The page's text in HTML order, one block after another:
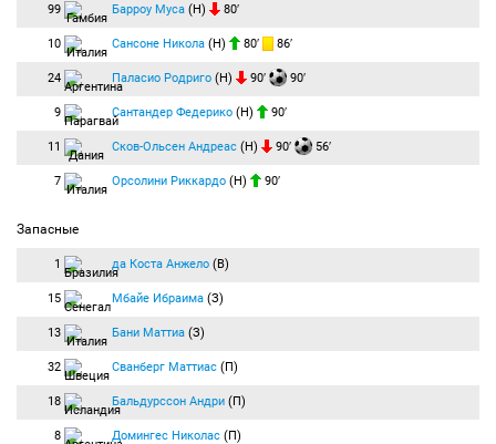
99 Барроу Муса (Н) 80′
10 Сансоне Никола (Н) 80′ 86′
24 Паласио Родриго (Н) 90′ 90′
9 Сантандер Федерико (Н) 90′
11 Сков-Ольсен Андреас (Н) 90′ 56′
7 Орсолини Риккардо (Н) 90′
Запасные
1 да Коста Анжело (В)
15 Мбайе Ибраима (З)
13 Бани Маттиа (З)
32 Сванберг Маттиас (П)
18 Бальдурссон Андри (П)
8 Домингес Николас (П)